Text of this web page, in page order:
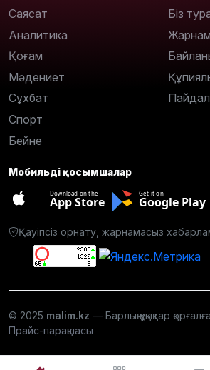
Саясат
Аналитика
Қоғам
Мәдениет
Сұхбат
Спорт
Бейне
Біз
Мобильді қосымшалар
Download on the
App Store
Get it on
Google Play
Қауіпсіз орнату, жарнамасыз
© 2025 malim.kz — Барлық құқықтар
Прайс-парақшасы